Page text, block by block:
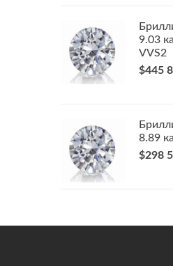
9.03
VVS2
$445
8.89
$298